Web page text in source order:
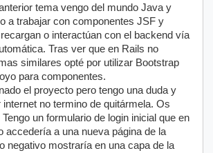
tema vengo del mundo Java y
a trabajar con componentes JSF y
o interactúan con el backend vía
Tras ver que en Rails no
similares opté por utilizar Bootstrap
para componentes.
el proyecto pero tengo una duda y
no termino de quitármela. Os
un formulario de login inicial que en
accedería a una nueva página de la
negativo mostraría en una capa de la